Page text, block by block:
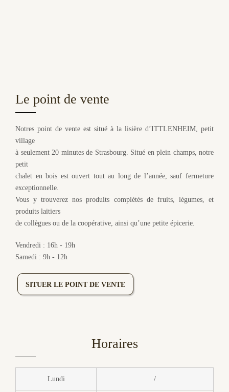
Le point de vente
Notres point de vente est situé à la lisière d’ITTLENHEIM, petit
village
à seulement 20 minutes de Strasbourg. Situé en plein champs, notre
petit
chalet en bois est ouvert tout au long de l’année, sauf fermeture
exceptionnelle.
Vous y trouverez nos produits complétés de fruits, légumes, et
produits laitiers
de collègues ou de la coopérative, ainsi qu’une petite épicerie.
Vendredi : 16h - 19h
Samedi : 9h - 12h
SITUER LE POINT DE VENTE
Horaires
Lundi /